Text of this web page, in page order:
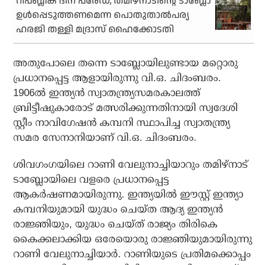
ഉള്‍പ്പെടുത്തണമെന്ന പൊതുതാല്‍പര്യ
ഹരജി തള്ളി മദ്രാസ് ഹൈക്കോടതി
അതുപോലെ തന്നെ ടാബ്ലോയിലുണ്ടായ മറ്റൊരു
പ്രധാനപ്പെട്ട ആളായിരുന്നു വി.ഒ. ചിദംബരം.
1906ല്‍ ഇന്ത്യന്‍ സ്വാതന്ത്ര്യസമരകാലത്ത്
ബ്രിട്ടീഷുകാരോട് മത്സരിക്കുന്നതിനായി സ്വദേശി
സ്റ്റീം നാവിഗേഷന്‍ കമ്പനി സ്ഥാപിച്ച സ്വാതന്ത്ര്യ
സമര സേനാനിയാണ് വി.ഒ. ചിദംബരം.
ശിവഗംഗയിലെ റാണി വേലുനാച്ചിയാറും തമിഴ്നാട്
ടാബ്ലോയിലെ വളരെ പ്രധാനപ്പെട്ട
ആകര്‍ഷണമായിരുന്നു. ഇന്ത്യയില്‍ ഈസ്റ്റ് ഇന്ത്യാ
കമ്പനിയുമായി യുദ്ധം ചെയ്ത ആദ്യ ഇന്ത്യന്‍
രാജ്ഞിയും, യുദ്ധം ചെയ്ത് രാജ്യം തിരികെ
കൈക്കലാക്കിയ ഒരേയൊരു രാജ്ഞിയുമായിരുന്നു
റാണി വേലുനാച്ചിയാര്‍. റാണിയുടെ പ്രതിമക്കൊപ്പം